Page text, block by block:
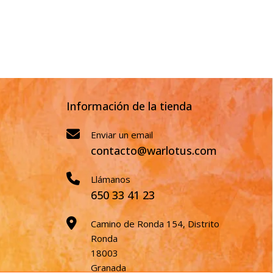
Información de la tienda
Enviar un email
contacto@warlotus.com
Llámanos
650 33 41 23
Camino de Ronda 154, Distrito
Ronda
18003
Granada